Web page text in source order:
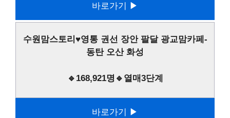
바로가기 ▶
수원맘스토리♥영통 권선 장안 팔달 광교맘카페-
동탄 오산 화성
🔹168,921명🔹열매3단계
바로가기 ▶